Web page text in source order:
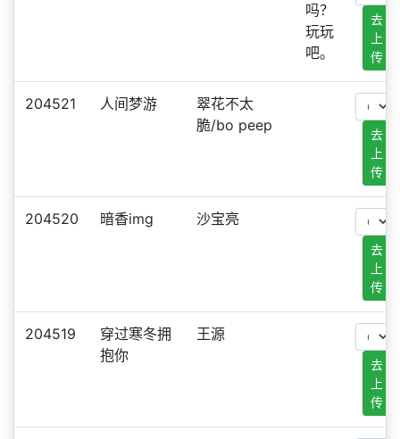
吗？
玩玩
吧。
去
上
传
204521 人间梦游
翠花不太
脆/bo peep
去
上
传
204520 暗香img 沙宝亮
去
上
传
204519
穿过寒冬拥
抱你
王源
去
上
传